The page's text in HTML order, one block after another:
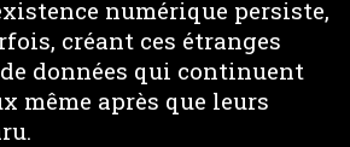
numérique persiste,
créant ces étranges
données qui continuent
même après que leurs